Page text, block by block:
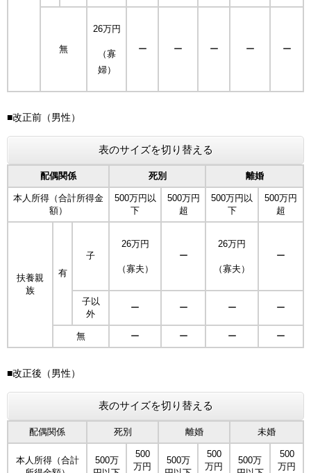
無
26万円
（寡
婦）
ー ー ー ー ー
■改正前（男性）
表のサイズを切り替える
配偶関係 死別 離婚
本人所得（合計所得金
額）
500万円以
下
500万円
超
500万円以
下
500万円
超
扶養親
族
有
子
26万円
（寡夫）
ー
26万円
（寡夫）
ー
子以
外
ー ー ー ー
無 ー ー ー ー
■改正後（男性）
表のサイズを切り替える
配偶関係 死別 離婚 未婚
本人所得（合計
500万
500
万円
500万
500
万円
500万
500
万円